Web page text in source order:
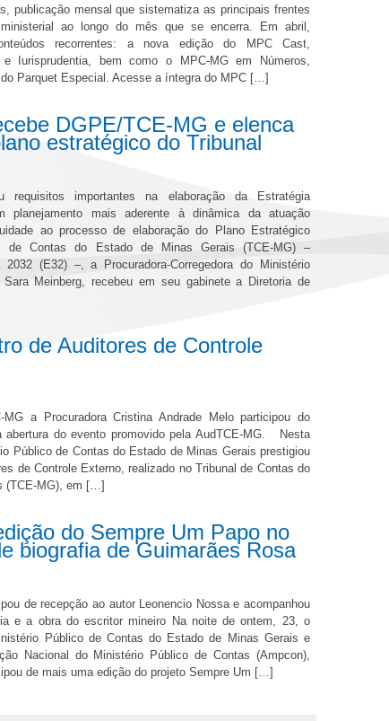
publicação mensal que sistematiza as principais frentes
ao longo do mês que se encerra. Em abril,
recorrentes: a nova edição do MPC Cast,
Iurisprudentia, bem como o MPC-MG em Números,
Parquet Especial. Acesse a íntegra do MPC […]
DGPE/TCE-MG e elenca
estratégico do Tribunal
requisitos importantes na elaboração da Estratégia
planejamento mais aderente à dinâmica da atuação
ao processo de elaboração do Plano Estratégico
de Contas do Estado de Minas Gerais (TCE-MG) –
2032 (E32) –, a Procuradora-Corregedora do Ministério
Meinberg, recebeu em seu gabinete a Diretoria de
de Auditores de Controle
MG a Procuradora Cristina Andrade Melo participou do
abertura do evento promovido pela AudTCE-MG. Nesta
Público de Contas do Estado de Minas Gerais prestigiou
de Controle Externo, realizado no Tribunal de Contas do
(TCE-MG), em […]
do Sempre Um Papo no
biografia de Guimarães Rosa
de recepção ao autor Leonencio Nossa e acompanhou
e a obra do escritor mineiro Na noite de ontem, 23, o
Público de Contas do Estado de Minas Gerais e
Nacional do Ministério Público de Contas (Ampcon),
de mais uma edição do projeto Sempre Um […]